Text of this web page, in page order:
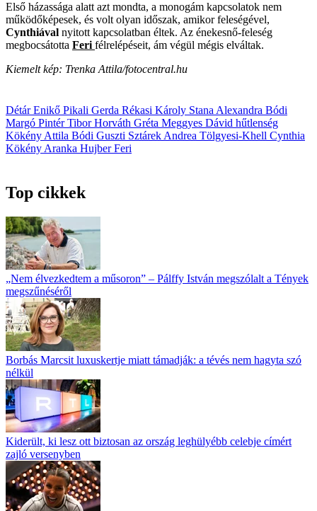
Első házassága alatt azt mondta, a monogám kapcsolatok nem
működőképesek, és volt olyan időszak, amikor feleségével,
Cynthiával nyitott kapcsolatban éltek. Az énekesnő-feleség
megbocsátotta Feri félre­lépéseit, ám végül mégis elváltak.
Kiemelt kép: Trenka Attila/fotocentral.hu
Détár Enikő Pikali Gerda Rékasi Károly Stana Alexandra Bódi
Margó Pintér TiborHorváth Gréta Meggyes Dávid hűtlenség
Kökény Attila Bódi Guszti Sztárek Andrea Tölgyesi-Khell Cynthia
Kökény Aranka Hujber Feri
Top cikkek
„Nem élvezkedtem a műsoron” – Pálffy István megszólalt a Tények
megszűnéséről
Borbás Marcsit luxuskertje miatt támadják: a tévés nem hagyta szó
nélkül
Kiderült, ki lesz ott biztosan az ország leghülyébb celebje címért
zajló versenyben